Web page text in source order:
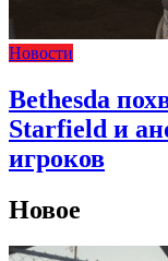
Новости
Bethesda
Starfield и
игроков
Новое